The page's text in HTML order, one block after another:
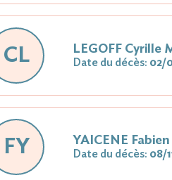
CL LEGOFF Cyrille
Date du décès: 02/
FY YAICENE
Date du décès: 08/